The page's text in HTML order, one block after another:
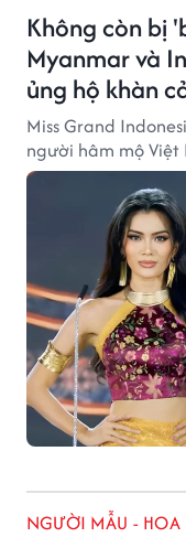
Không còn bị
Myanmar và
ủng hộ khàn
Miss Grand
người hâm mộ
NGƯỜI MẪU - HOA